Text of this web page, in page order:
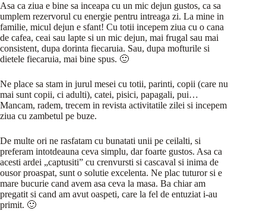
Asa ca ziua e bine sa inceapa cu un mic dejun gustos, ca sa
umplem rezervorul cu energie pentru intreaga zi. La mine in
familie, micul dejun e sfant! Cu totii incepem ziua cu o cana
de cafea, ceai sau lapte si un mic dejun, mai frugal sau mai
consistent, dupa dorinta fiecaruia. Sau, dupa mofturile si
dietele fiecaruia, mai bine spus. 🙂
Ne place sa stam in jurul mesei cu totii, parinti, copii (care nu
mai sunt copii, ci adulti), catei, pisici, papagali, pui…
Mancam, radem, trecem in revista activitatile zilei si incepem
ziua cu zambetul pe buze.
De multe ori ne rasfatam cu bunatati unii pe ceilalti, si
preferam intotdeauna ceva simplu, dar foarte gustos. Asa ca
acesti ardei „captusiti” cu crenvursti si cascaval si inima de
ousor proaspat, sunt o solutie excelenta. Ne plac tuturor si e
mare bucurie cand avem asa ceva la masa. Ba chiar am
pregatit si cand am avut oaspeti, care la fel de entuziat i-au
primit. 🙂